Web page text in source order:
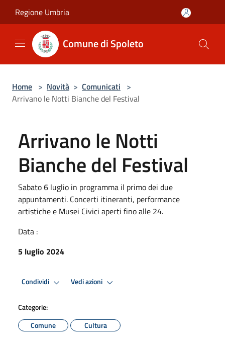
Regione Umbria
Comune di Spoleto
Home > Novità > Comunicati >
Arrivano le Notti Bianche del Festival
Arrivano le Notti
Bianche del Festival
Sabato 6 luglio in programma il primo dei due
appuntamenti. Concerti itineranti, performance
artistiche e Musei Civici aperti fino alle 24.
Data :
5 luglio 2024
Condividi Vedi azioni
Categorie:
Comune
Cultura